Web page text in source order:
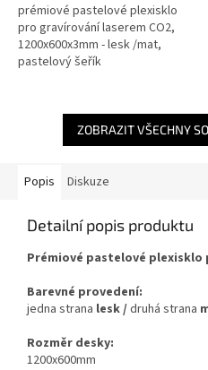
prémiové pastelové plexisklo
pro gravírování laserem CO2,
1200x600x3mm - lesk /mat,
pastelový šeřík
ZOBRAZIT VŠECHNY
Popis Diskuze
Detailní popis produktu
Prémiové pastelové plexisklo
Barevné provedení:
jedna strana lesk /druhá strana
Rozměr desky:
1200x600mm